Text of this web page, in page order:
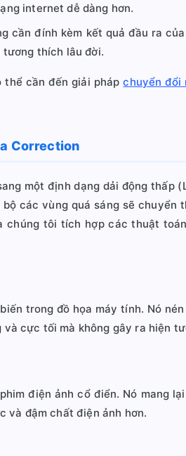
internet dễ dàng hơn.
cần đính kèm kết quả đầu ra
thích lâu đời.
thể cần đến giải phápchuyển đổi
Correction
một định dạng dải động thấp
các vùng quá sáng sẽ chuyển
tôi tích hợp các thuật
trong đồ họa máy tính. Nó
cực tối mà không gây ra hiện
điện ảnh cổ điển. Nó mang
và đậm chất điện ảnh hơn.